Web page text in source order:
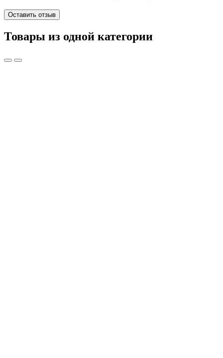
Оставить отзыв
Товары из одной категории